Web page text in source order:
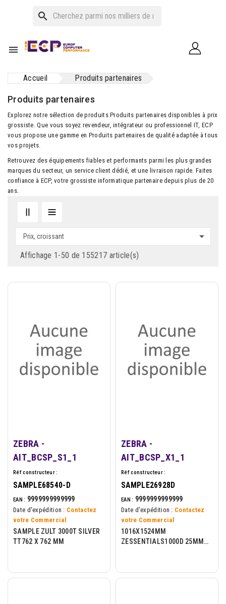
search

Accueil Produits partenaires
Produits partenaires
Explorez notre sélection de produits Produits partenaires disponibles à prix
grossiste. Que vous soyez revendeur, intégrateur ou professionnel IT, ECP
vous propose une gamme en Produits partenaires de qualité adaptée à tous
vos projets.
Retrouvez des équipements fiables et performants parmi les plus grandes
marques du secteur, un service client dédié, et une livraison rapide. Faites
confiance à ECP, votre grossiste informatique partenaire depuis plus de 20
ans.
Prix, croissant 
Affichage 1-50 de 155217 article(s)
ZEBRA -
AIT_BCSP_S1_1
Réf constructeur :
SAMPLE68540-D
EAN : 9999999999999
Date d'expédition : Contactez
votre Commercial
SAMPLE ZULT 3000T SILVER
TT762 X 762 MM
ZEBRA -
AIT_BCSP_X1_1
Réf constructeur :
SAMPLE26928D
EAN : 9999999999999
Date d'expédition : Contactez
votre Commercial
1016X1524MM
ZESSENTIALS1000D 25MM